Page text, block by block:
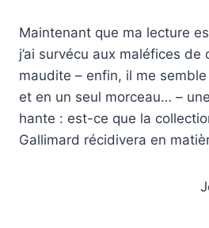
Maintenant que ma lecture
j’ai survécu aux maléfices de
maudite – enfin, il me
et en un seul morceau… –
hante : est-ce que la
Gallimard récidivera en